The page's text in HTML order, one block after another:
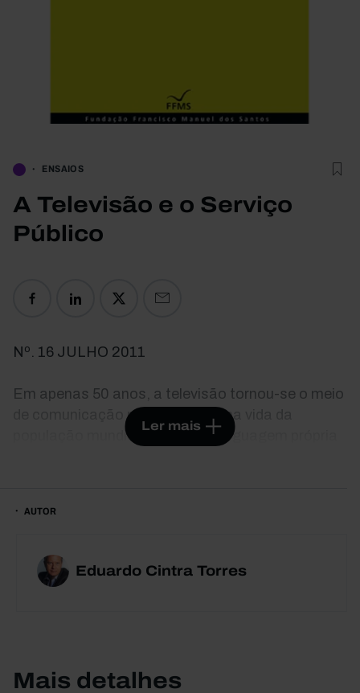
ENSAIOS
A Televisão e o Serviço
Público
Nº. 16 JULHO 2011
Em apenas 50 anos, a televisão tornou-se o meio
de comunicação mais presente na vida da
população mundial. Criou uma linguagem própria
generalista. O próprio paradigma de televisão
importância para os conteúdos concretos. No
novo mundo da comunicação, informação e
exaustos? Este ensaio faz um ponto de situação
Ler mais
AUTOR
Eduardo Cintra Torres
Mais detalhes